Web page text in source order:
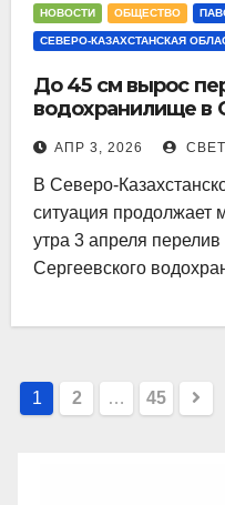
НОВОСТИ ОБЩЕСТВО
СЕВЕРО-КАЗАХСТАНСКАЯ
До 45 см вырос
водохранилище в
АПР 3, 2026
В Северо-
ситуация продолжает
утра 3 апреля
Сергеевского
Пагинация
1 2 … 45